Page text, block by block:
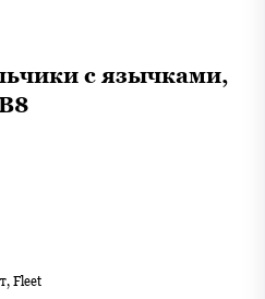
с язычками,
Fleet